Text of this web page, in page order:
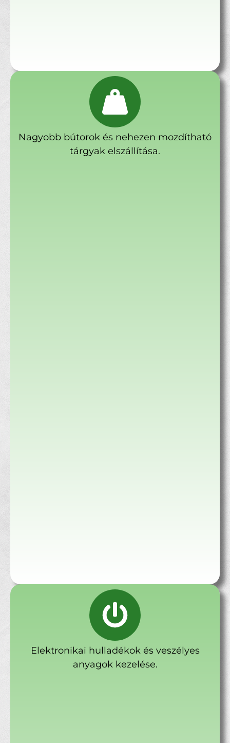
Nagyobb bútorok és nehezen mozdítható
tárgyak elszállítása.
Elektronikai hulladékok és veszélyes
anyagok kezelése.